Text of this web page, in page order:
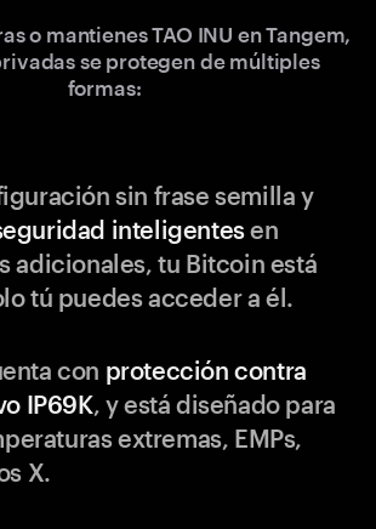
o mantienes TAO INU en Tangem,
se protegen de múltiples
formas:
sin frase semilla y
inteligentesen
adicionales, tu Bitcoin está
tú puedes acceder a él.
con protección contra
IP69K, y está diseñado para
extremas, EMPs,
X.